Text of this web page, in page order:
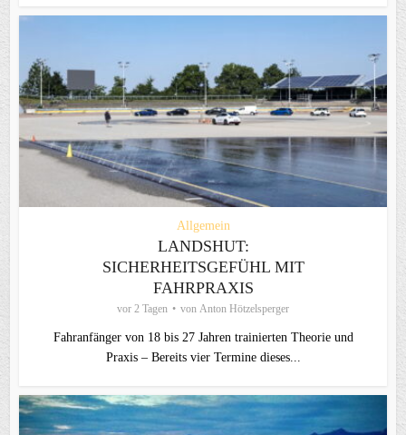
Allgemein
LANDSHUT:
SICHERHEITSGEFÜHL MIT
FAHRPRAXIS
vor 2 Tagen von Anton Hötzelsperger
Fahranfänger von 18 bis 27 Jahren trainierten Theorie und
Praxis – Bereits vier Termine dieses...